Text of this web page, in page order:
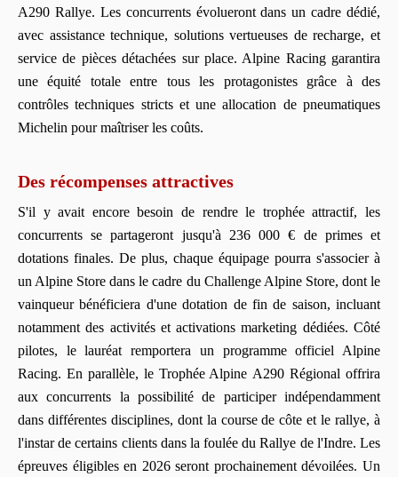
A290 Rallye. Les concurrents évolueront dans un cadre dédié,
avec assistance technique, solutions vertueuses de recharge, et
service de pièces détachées sur place. Alpine Racing garantira
une équité totale entre tous les protagonistes grâce à des
contrôles techniques stricts et une allocation de pneumatiques
Michelin pour maîtriser les coûts.
Des récompenses attractives
S'il y avait encore besoin de rendre le trophée attractif, les
concurrents se partageront jusqu'à 236 000 € de primes et
dotations finales. De plus, chaque équipage pourra s'associer à
un Alpine Store dans le cadre du Challenge Alpine Store, dont le
vainqueur bénéficiera d'une dotation de fin de saison, incluant
notamment des activités et activations marketing dédiées. Côté
pilotes, le lauréat remportera un programme officiel Alpine
Racing. En parallèle, le Trophée Alpine A290 Régional offrira
aux concurrents la possibilité de participer indépendamment
dans différentes disciplines, dont la course de côte et le rallye, à
l'instar de certains clients dans la foulée du Rallye de l'Indre. Les
épreuves éligibles en 2026 seront prochainement dévoilées. Un